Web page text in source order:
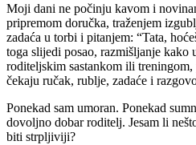
Moji dani ne počinju kavom i
pripremom doručka, traženjem
zadaća u torbi i pitanjem: “Tata,
toga slijedi posao, razmišljanje kako
roditeljskim sastankom ili
čekaju ručak, rublje, zadaće i
Ponekad sam umoran. Ponekad
dovoljno dobar roditelj. Jesam li
biti strpljiviji?